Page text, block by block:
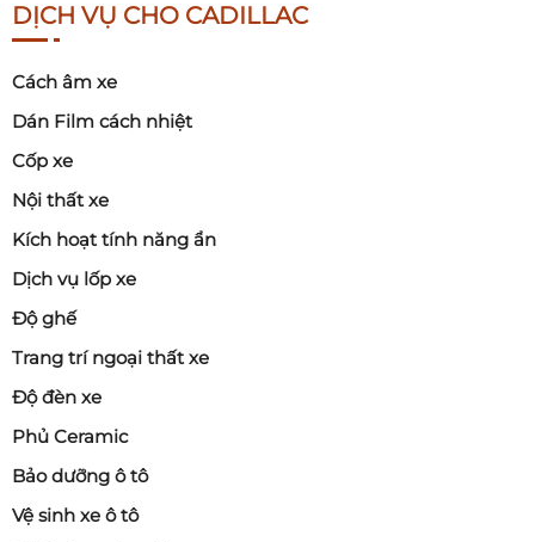
DỊCH VỤ CHO CADILLAC
Cách âm xe
Dán Film cách nhiệt
Cốp xe
Nội thất xe
Kích hoạt tính năng ẩn
Dịch vụ lốp xe
Độ ghế
Trang trí ngoại thất xe
Độ đèn xe
Phủ Ceramic
Bảo dưỡng ô tô
Vệ sinh xe ô tô